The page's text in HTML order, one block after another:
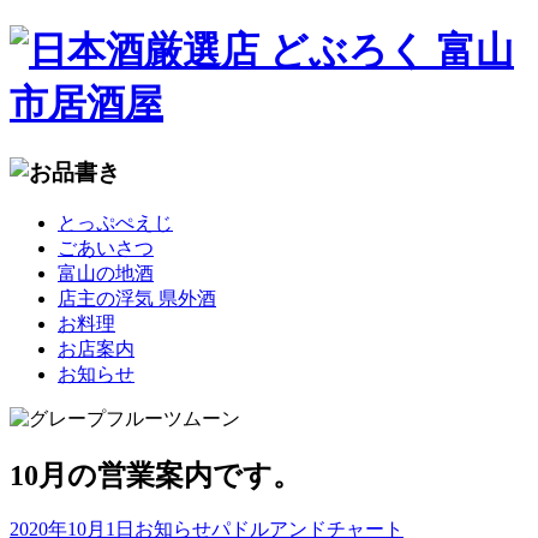
とっぷぺえじ
ごあいさつ
富山の地酒
店主の浮気 県外酒
お料理
お店案内
お知らせ
10月の営業案内です。
2020年10月1日 お知らせパドルアンドチャート